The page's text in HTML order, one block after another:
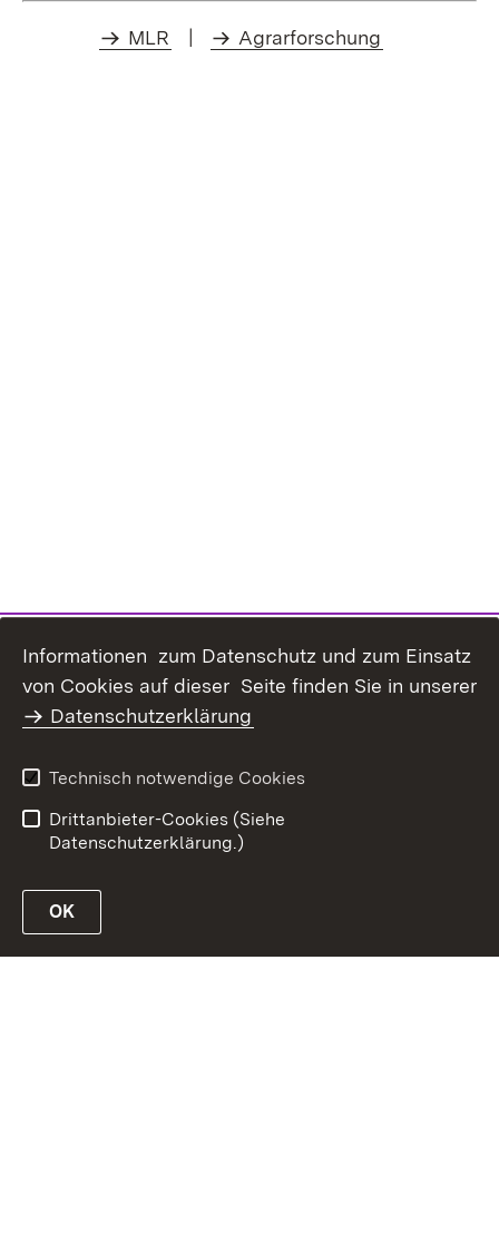
MLR Agrarforschung
Inhaltsübersicht
Kontakt
Barrierefreiheit
Benutzungshinweise
Informationen zum Datenschutz und zum Einsatz
von Cookies auf dieser Seite finden Sie in unserer
Datenschutzerklärung
Technisch notwendige Cookies
Drittanbieter-Cookies (Siehe
Datenschutzerklärung.)
OK